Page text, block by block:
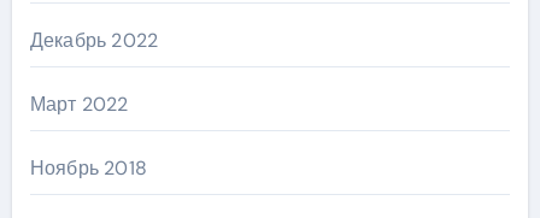
Декабрь 2022
Март 2022
Ноябрь 2018